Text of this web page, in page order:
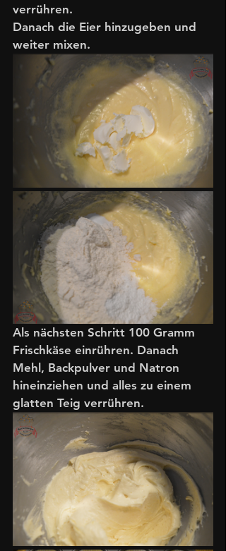
verrühren.
Danach die Eier hinzugeben und
weiter mixen.
Als nächsten Schritt 100 Gramm
Frischkäse einrühren. Danach
Mehl, Backpulver und Natron
hineinziehen und alles zu einem
glatten Teig verrühren.